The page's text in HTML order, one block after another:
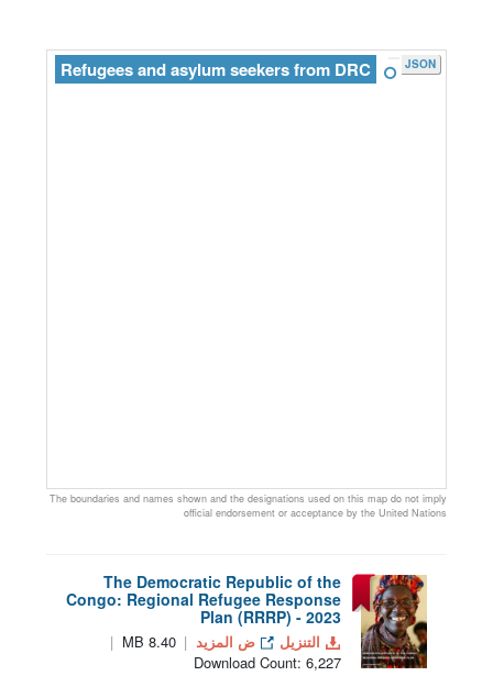
Refugees and asylum seekers from DRC
The boundaries and names shown and the designations used on this map do not imply
official endorsement or acceptance by the United Nations
JSON
The Democratic Republic of the
Congo: Regional Refugee Response
Plan (RRRP) - 2023
التنزيل ض المزيد
8.40 MB
Download Count: 6,227